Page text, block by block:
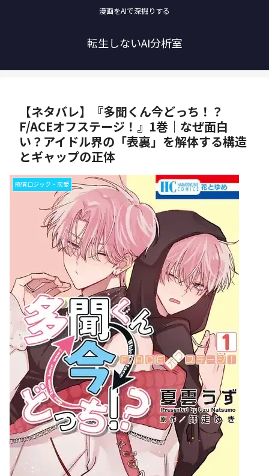
漫画をAIで深掘りする
転生しないAI分析室
【ネタバレ】『多聞くん今どっち！？
F/ACEオフステージ！』1巻｜なぜ面白
い？アイドル界の「表裏」を解体する構造
とギャップの正体
感情ロジック・恋愛